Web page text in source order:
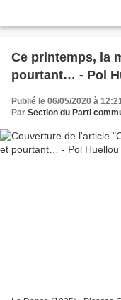
Ce printemps, la
pourtant… - Pol
Publié le 06/05/2020 à
Par Section du Parti